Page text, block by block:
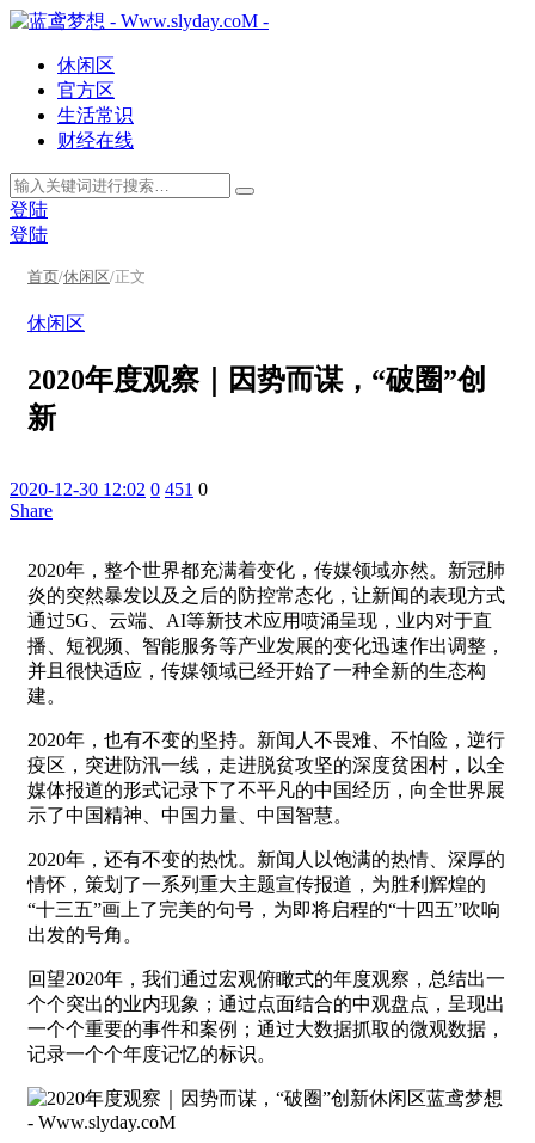
休闲区
官方区
生活常识
财经在线
登陆
登陆
首页/休闲区/正文
休闲区
2020年度观察｜因势而谋，“破圈”创
新
2020-12-30 12:02 0 451 0
Share
2020年，整个世界都充满着变化，传媒领域亦然。新冠肺
炎的突然暴发以及之后的防控常态化，让新闻的表现方式
通过5G、云端、AI等新技术应用喷涌呈现，业内对于直
播、短视频、智能服务等产业发展的变化迅速作出调整，
并且很快适应，传媒领域已经开始了一种全新的生态构
建。
2020年，也有不变的坚持。新闻人不畏难、不怕险，逆行
疫区，突进防汛一线，走进脱贫攻坚的深度贫困村，以全
媒体报道的形式记录下了不平凡的中国经历，向全世界展
示了中国精神、中国力量、中国智慧。
2020年，还有不变的热忱。新闻人以饱满的热情、深厚的
情怀，策划了一系列重大主题宣传报道，为胜利辉煌的
“十三五”画上了完美的句号，为即将启程的“十四五”吹响
出发的号角。
回望2020年，我们通过宏观俯瞰式的年度观察，总结出一
个个突出的业内现象；通过点面结合的中观盘点，呈现出
一个个重要的事件和案例；通过大数据抓取的微观数据，
记录一个个年度记忆的标识。